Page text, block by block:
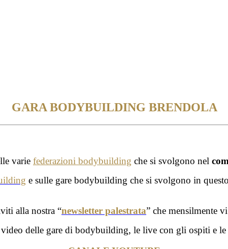
GARA BODYBUILDING BRENDOLA
varie federazioni bodybuilding che si svolgono nel
e sulle gare bodybuilding che si svolgono in
alla nostra “newsletter palestrata” che mensilmente
delle gare di bodybuilding, le live con gli ospiti e